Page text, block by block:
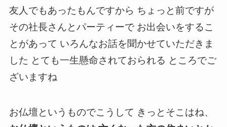
友人でもあったもんですから ちょっと前ですが
その社長さんとパーティーで お出会いをするこ
とがあって いろんなお話を聞かせていただきま
した とても一生懸命されておられる ところでご
ざいますね
お仏壇というものでこうして きっとそこはね、